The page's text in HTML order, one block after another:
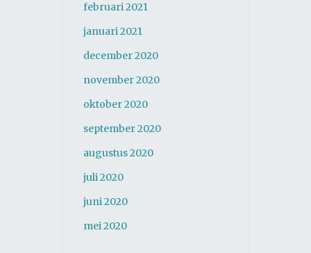
februari 2021
januari 2021
december 2020
november 2020
oktober 2020
september 2020
augustus 2020
juli 2020
juni 2020
mei 2020